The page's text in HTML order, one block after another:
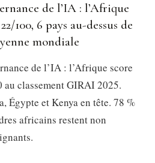
de l’IA : l’Afrique
100, 6 pays au-dessus de
mondiale
de l’IA : l’Afrique score
au classement GIRAI 2025.
Égypte et Kenya en tête. 78 %
africains restent non